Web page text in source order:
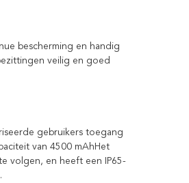
bescherming en handig
veilig en goed
gebruikers toegang
van 4500 mAhHet
volgen, en heeft een IP65-